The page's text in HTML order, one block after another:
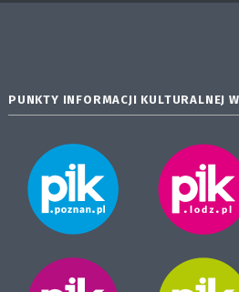
PUNKTY INFORMACJI KULTURALNEJ